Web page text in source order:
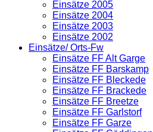
Einsätze 2005
Einsätze 2004
Einsätze 2003
Einsätze 2002
Einsätze/ Orts-Fw
Einsätze FF Alt Garge
Einsätze FF Barskamp
Einsätze FF Bleckede
Einsätze FF Brackede
Einsätze FF Breetze
Einsätze FF Garlstorf
Einsätze FF Garze